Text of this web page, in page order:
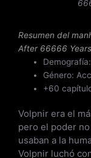
Resumen del
After 66666 Years
Género:
+60
Volpnir era el
pero el poder
usaban a la
Volpnir luchó